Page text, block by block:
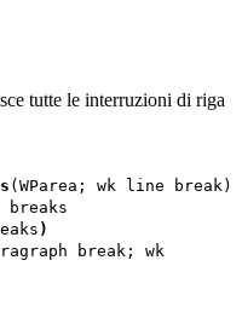
tutte le interruzioni di riga
( WParea ; wk line break)
breaks
)
break; wk